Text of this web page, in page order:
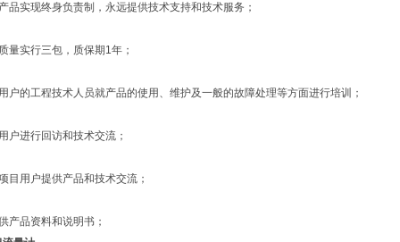
品实现终身负责制，永远提供技术支持和技术服务；
量实行三包，质保期1年；
户的工程技术人员就产品的使用、维护及一般的故障处理等方面进行培训；
户进行回访和技术交流；
目用户提供产品和技术交流；
产品资料和说明书；